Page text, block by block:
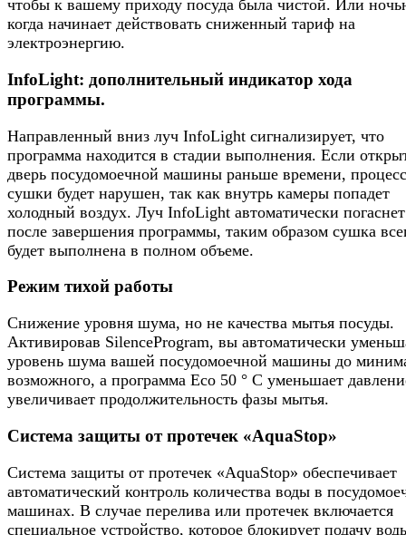
чтобы к вашему приходу посуда была чистой. Или
когда начинает действовать сниженный тариф на
электроэнергию.
InfoLight: дополнительный индикатор хода
программы.
Направленный вниз луч InfoLight сигнализирует, что
программа находится в стадии выполнения. Если
дверь посудомоечной машины раньше времени, процесс
сушки будет нарушен, так как внутрь камеры попадет
холодный воздух. Луч InfoLight автоматически погаснет
после завершения программы, таким образом сушка
будет выполнена в полном объеме.
Режим тихой работы
Снижение уровня шума, но не качества мытья посуды.
Активировав SilenceProgram, вы автоматически
уровень шума вашей посудомоечной машины до
возможного, а программа Eco 50 ° C уменьшает
увеличивает продолжительность фазы мытья.
Система защиты от протечек «AquaStop»
Система защиты от протечек «AquaStop» обеспечивает
автоматический контроль количества воды в
машинах. В случае перелива или протечек включается
специальное устройство, которое блокирует подачу